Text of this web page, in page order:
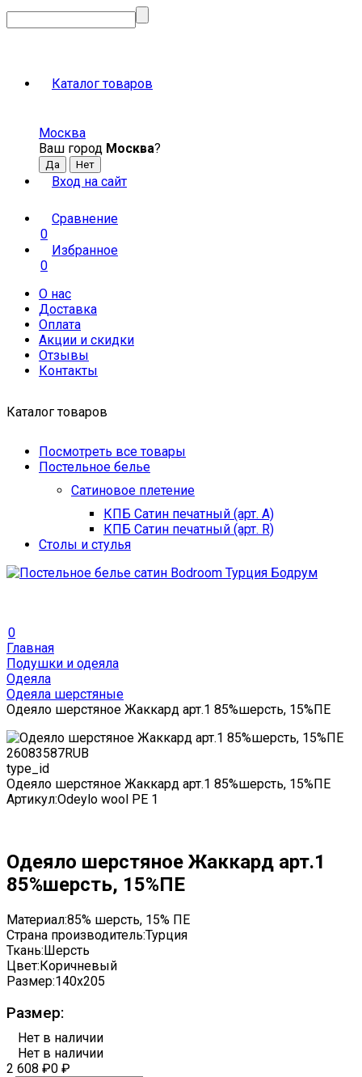
Каталог товаров
Москва
Ваш город Москва?
Вход на сайт
Сравнение
0
Избранное
0
О нас
Доставка
Оплата
Акции и скидки
Отзывы
Контакты
Каталог товаров
Посмотреть все товары
Постельное белье
Сатиновое плетение
КПБ Сатин печатный (арт. A)
КПБ Сатин печатный (арт. R)
Столы и стулья
0
Главная
Подушки и одеяла
Одеяла
Одеяла шерстяные
Одеяло шерстяное Жаккард арт.1 85%шерсть, 15%ПЕ
26083587RUB
type_id
Одеяло шерстяное Жаккард арт.1 85%шерсть, 15%ПЕ
Артикул:Odeylo wool PE 1
Одеяло шерстяное Жаккард арт.1
85%шерсть, 15%ПЕ
Материал:85% шерсть, 15% ПЕ
Страна производитель:Турция
Ткань:Шерсть
Цвет:Коричневый
Размер:140x205
Размер:
Нет в наличии
Нет в наличии
2 608 ₽0 ₽